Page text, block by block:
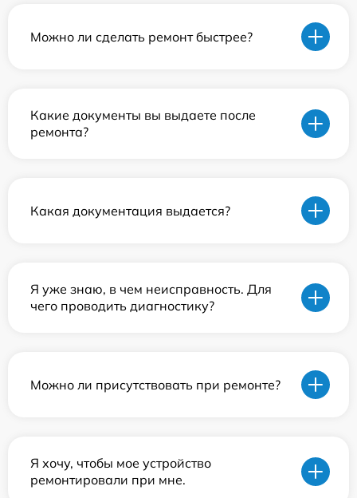
Можно ли сделать ремонт быстрее?
Какие документы вы выдаете после
ремонта?
Какая документация выдается?
Я уже знаю, в чем неисправность. Для
чего проводить диагностику?
Можно ли присутствовать при ремонте?
Я хочу, чтобы мое устройство
ремонтировали при мне.